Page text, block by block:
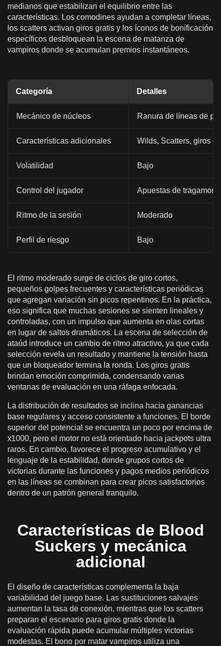
medianos que estabilizan el equilibrio entre las
características. Los comodines ayudan a completar líneas,
los scatters activan giros gratis y los íconos de bonificación
específicos desbloquean la escena de matanza de
vampiros donde se acumulan premios instantáneos.
Categoría Detalles
Mecánico de núcleos Ranura de líneas de
Características adicionales Wilds, Scatters, giros
Volatilidad Bajo
Control del jugador Apuestas de
Ritmo de la sesión Moderado
Perfil de riesgo Bajo
El ritmo moderado surge de ciclos de giro cortos,
pequeños golpes frecuentes y características periódicas
que agregan variación sin picos repentinos. En la práctica,
eso significa que muchas sesiones se sienten lineales y
controladas, con un impulso que aumenta en olas cortas
en lugar de saltos dramáticos. La escena de selección de
ataúd introduce un cambio de ritmo atractivo, ya que cada
selección revela un resultado y mantiene la tensión hasta
que un bloqueador termina la ronda. Los giros gratis
brindan emoción comprimida, condensando varias
ventanas de evaluación en una ráfaga enfocada.
La distribución de resultados se inclina hacia ganancias
base regulares y acceso consistente a funciones. El borde
superior del potencial se encuentra un poco por encima de
x1000, pero el motor no está orientado hacia jackpots ultra
raros. En cambio, favorece el progreso acumulativo y el
lenguaje de la estabilidad, donde grupos cortos de
victorias durante las funciones y pagos medios periódicos
en las líneas se combinan para crear picos satisfactorios
dentro de un patrón general tranquilo.
Características de Blood
Suckers y mecánica
adicional
El diseño de características complementa la baja
variabilidad del juego base. Las sustituciones salvajes
aumentan la tasa de conexión, mientras que los scatters
preparan el escenario para giros gratis donde la
evaluación rápida puede acumular múltiples victorias
modestas. El bono por matar vampiros utiliza una